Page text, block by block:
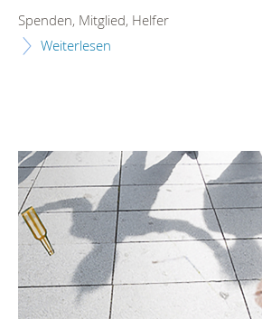
Spenden, Mitglied, Helfer
Weiterlesen